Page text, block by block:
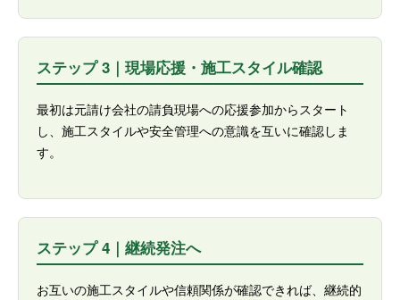
ステップ 3｜現場応援・施工スタイル確認
最初は元請け会社の請負現場への応援参加からスタート
し、施工スタイルや安全管理への意識を互いに確認しま
す。
ステップ 4｜継続発注へ
お互いの施工スタイルや信頼関係が確認できれば、継続的